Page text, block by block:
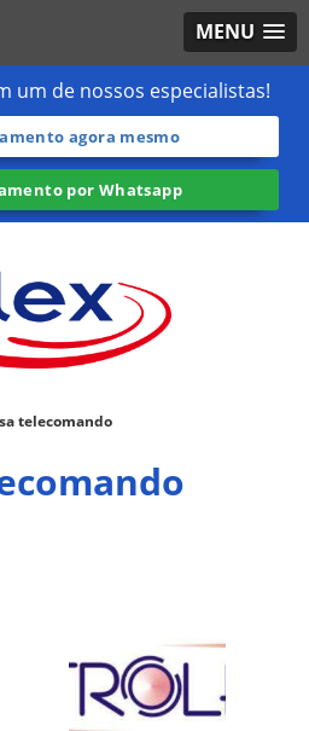
MENU
um de nossos especialistas!
agora mesmo
por Whatsapp
telecomando